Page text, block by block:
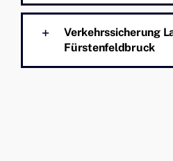
Verkehrssicherung
Fürstenfeldbruck